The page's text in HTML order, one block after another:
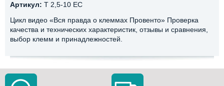
Артикул: T 2,5-10 EC
Цикл видео «Вся правда о клеммах Провенто» Проверка
качества и технических характеристик, отзывы и сравнения,
выбор клемм и принадлежностей.